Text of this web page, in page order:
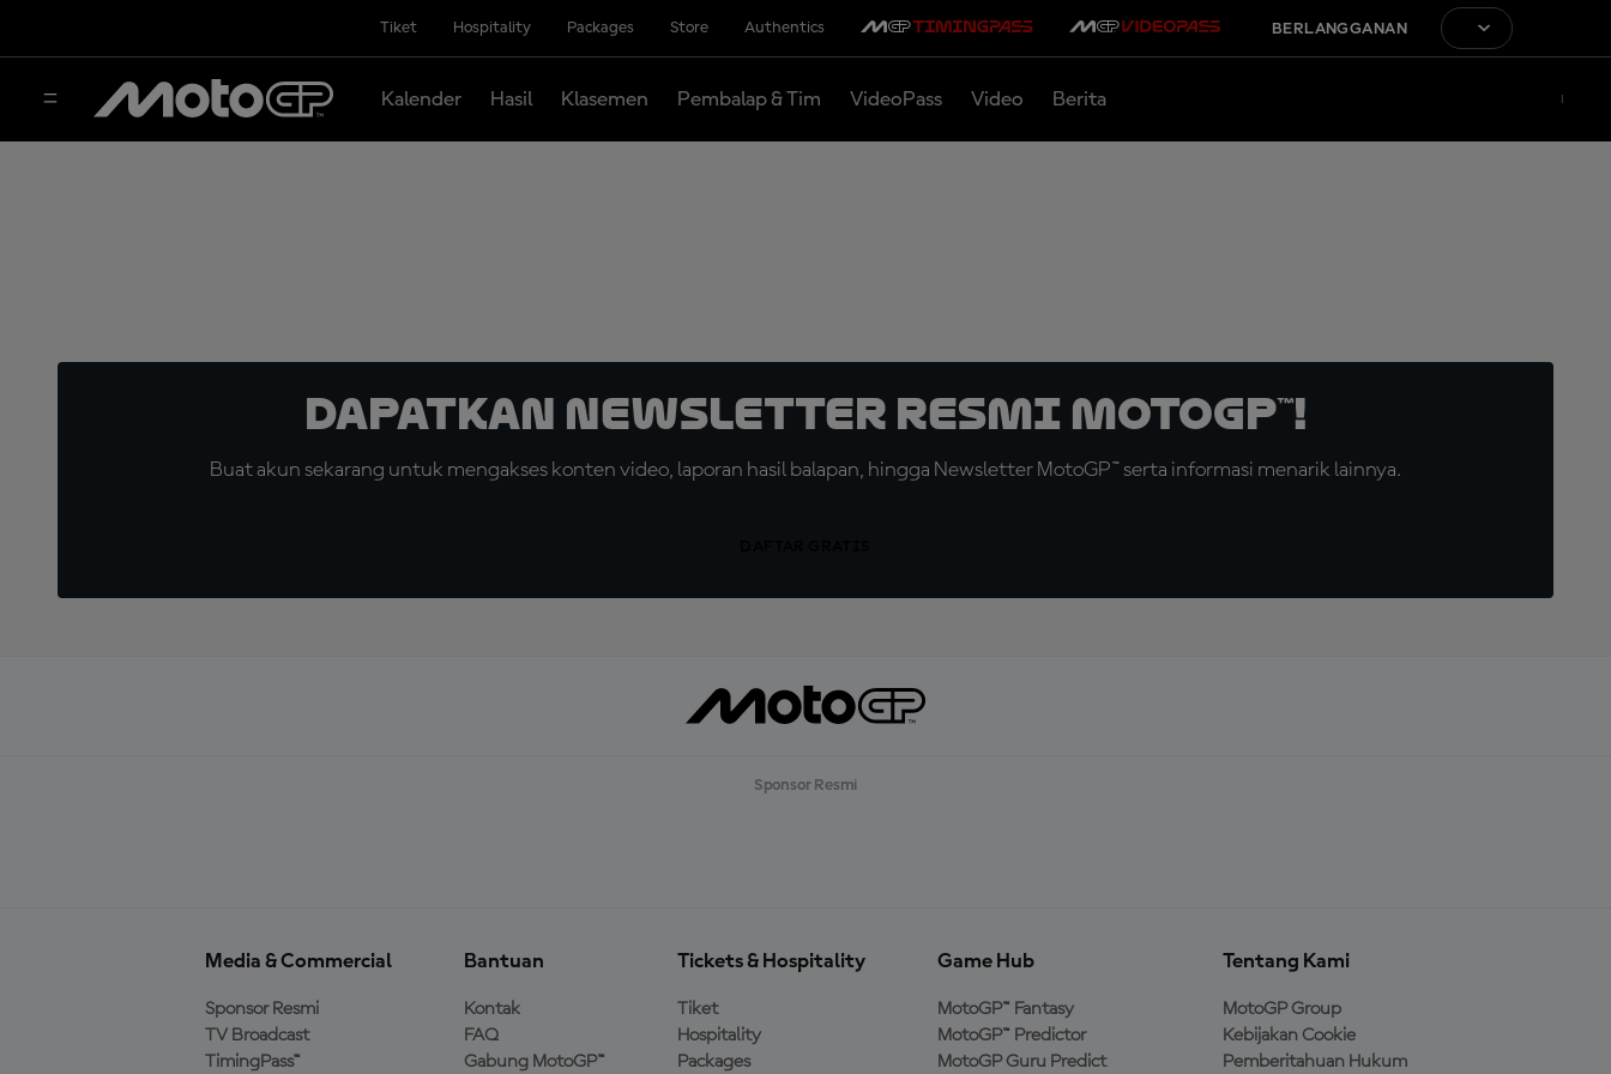
Tiket Hospitality Packages Store Authentics BERLANGGANAN
Kalender Hasil Klasemen Pembalap & Tim VideoPass Video Berita
Dapatkan Newsletter Resmi MotoGP™!
Buat akun sekarang untuk mengakses konten video, laporan hasil balapan, hingga Newsletter MotoGP™ serta informasi menarik lainnya.
Sponsor Resmi
Media & Commercial
Sponsor Resmi
TV Broadcast
TimingPass™
Bantuan
Kontak
FAQ
Gabung MotoGP™
Tickets & Hospitality
Tiket
Hospitality
Packages
Game Hub
MotoGP™ Fantasy
MotoGP™ Predictor
MotoGP Guru Predict
Tentang Kami
MotoGP Group
Kebijakan Cookie
Pemberitahuan Hukum